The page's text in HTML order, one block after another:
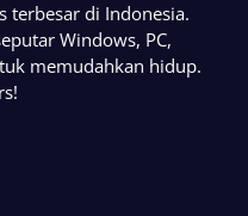
terbesar di Indonesia.
Windows, PC,
memudahkan hidup.